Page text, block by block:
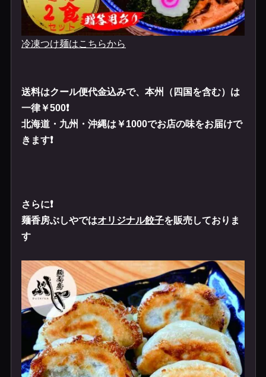
冷凍つけ麺はこちらから
送料はクール便代金込みで、本州（四国を含む）は
一律￥500❗️
北海道・九州・沖縄は￥1000でお店の味をお届けで
きます❗️
さらに❗️
麺香房ぶしやではオリジナル餃子を販売しておりま
す